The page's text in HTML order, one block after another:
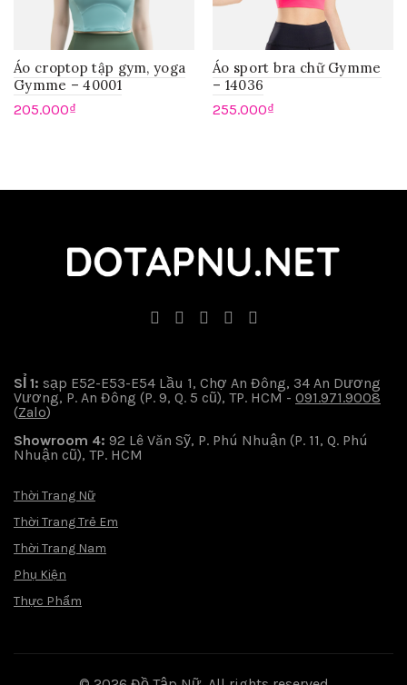
Áo croptop tập gym, yoga
Gymme – 40001
205.000₫
Áo sport bra chữ Gymme
– 14036
255.000₫
SỈ 1: sạp E52-E53-E54 Lầu 1, Chợ An Đông, 34 An Dương
Vương, P. An Đông (P. 9, Q. 5 cũ), TP. HCM - 091.971.9008
(Zalo)
Showroom 4: 92 Lê Văn Sỹ, P. Phú Nhuận (P. 11, Q. Phú
Nhuận cũ), TP. HCM
Thời Trang Nữ
Thời Trang Trẻ Em
Thời Trang Nam
Phụ Kiện
Thực Phẩm